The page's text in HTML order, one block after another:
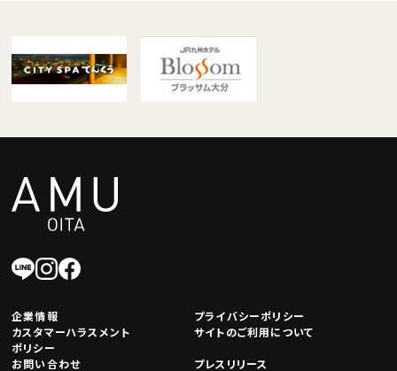
企業情報
プライバシーポリシー
カスタマーハラスメント
ポリシー
サイトのご利用について
お問い合わせ プレスリリース